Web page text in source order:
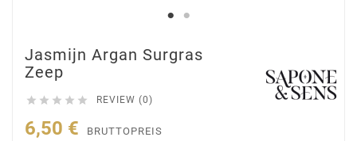
Jasmijn Argan Surgras
Zeep
     REVIEW (0)
6,50 € BRUTTOPREIS